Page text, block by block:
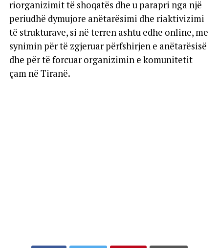
riorganizimit të shoqatës dhe u parapri nga një
periudhë dymujore anëtarësimi dhe riaktivizimi
të strukturave, si në terren ashtu edhe online, me
synimin për të zgjeruar përfshirjen e anëtarësisë
dhe për të forcuar organizimin e komunitetit
çam në Tiranë.